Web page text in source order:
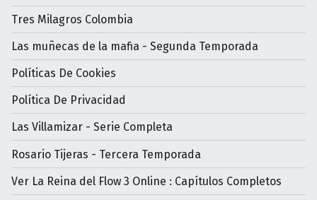
Tres Milagros Colombia
Las muñecas de la mafia - Segunda Temporada
Políticas De Cookies
Política De Privacidad
Las Villamizar - Serie Completa
Rosario Tijeras - Tercera Temporada
Ver La Reina del Flow 3 Online : Capítulos Completos